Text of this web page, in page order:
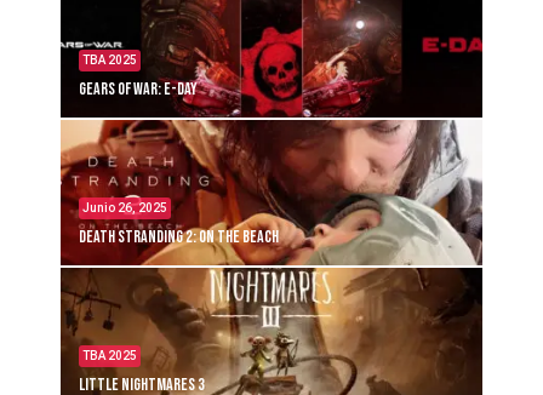
TBA 2025
Gears of War: E-Day
Junio 26, 2025
Death Stranding 2: On the Beach
TBA 2025
Little Nightmares 3